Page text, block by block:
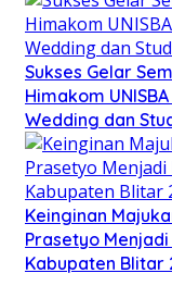
Sukses Gelar
Himakom
Wedding dan
Keinginan
Prasetyo
Kabupaten Blitar